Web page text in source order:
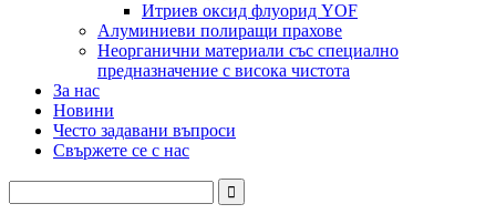
Итриев оксид флуорид YOF
Алуминиеви полиращи прахове
Неорганични материали със специално
предназначение с висока чистота
За нас
Новини
Често задавани въпроси
Свържете се с нас